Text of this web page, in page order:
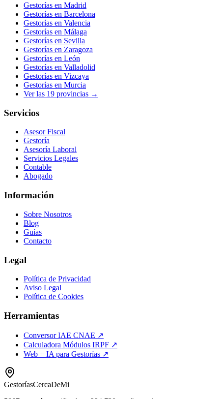
Gestorías en Madrid
Gestorías en Barcelona
Gestorías en Valencia
Gestorías en Málaga
Gestorías en Sevilla
Gestorías en Zaragoza
Gestorías en León
Gestorías en Valladolid
Gestorías en Vizcaya
Gestorías en Murcia
Ver las 19 provincias →
Servicios
Asesor Fiscal
Gestoría
Asesoría Laboral
Servicios Legales
Contable
Abogado
Información
Sobre Nosotros
Blog
Guías
Contacto
Legal
Política de Privacidad
Aviso Legal
Política de Cookies
Herramientas
Conversor IAE CNAE ↗
Calculadora Módulos IRPF ↗
Web + IA para Gestorías ↗
GestoríasCercaDeMi